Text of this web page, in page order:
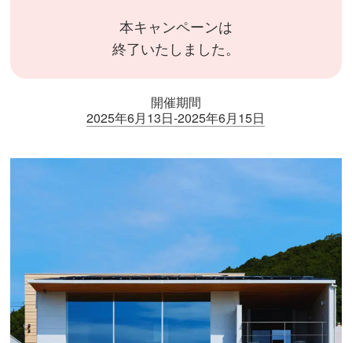
本キャンペーンは
終了いたしました。
開催期間
2025年6月13日-2025年6月15日